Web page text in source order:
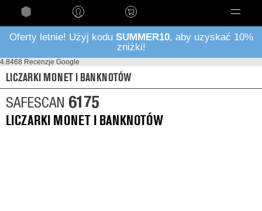
Oferty letnie! Użyj kodu SUMMER10, aby uzyskać 10%
zniżki!
4.8468 Recenzje Google
LICZARKI MONET I BANKNOTÓW
SAFESCAN 6175
LICZARKI MONET I BANKNOTÓW